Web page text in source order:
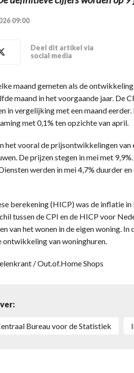
09:00
Deel dit artikel via
social media
maand gemeten als de
maand in het voorgaande jaar. De
in vergelijking met een maand
met 0,1% ten opzichte van april.
het vooral de prijsontwikkelingen
De prijzen stegen in mei met
werden in mei 4,7% duurder
berekening (HICP) was de inflatie
tussen de CPI en de HICP voor
van het wonen in de eigen woning.
ontwikkeling van woninghuren.
/ Out.of.Home Shops
Centraal Bureau voor de Statistiek